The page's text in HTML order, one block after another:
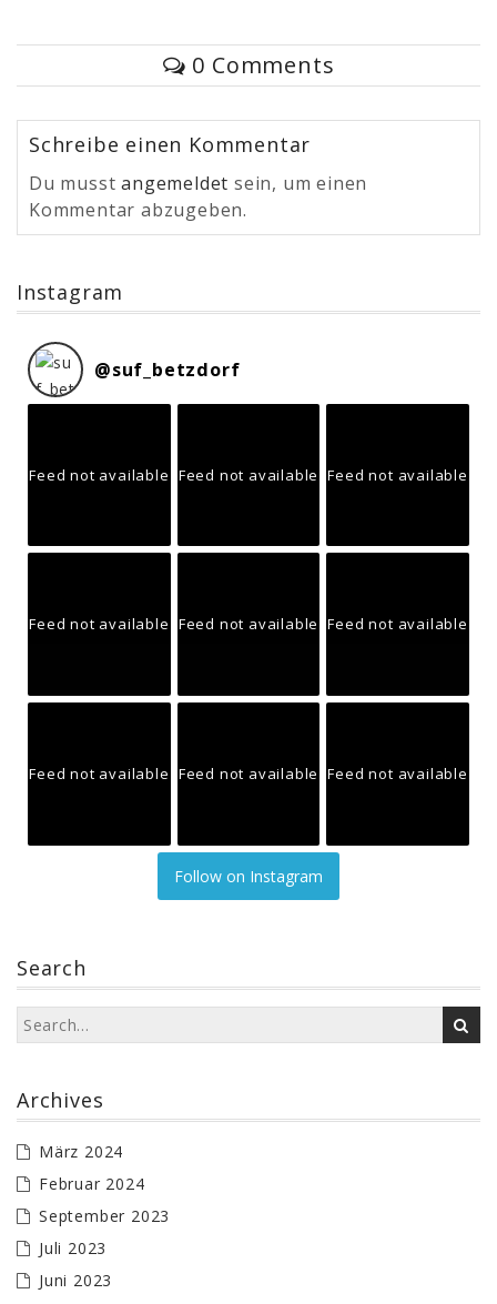
0 Comments
Schreibe einen Kommentar
Du musstangemeldet sein, um einen
Kommentar abzugeben.
Instagram
@suf_betzdorf
Feed not available Feed not available Feed not available
Feed not available Feed not available Feed not available
Feed not available Feed not available Feed not available
Follow on Instagram
Search
Archives
März 2024
Februar 2024
September 2023
Juli 2023
Juni 2023